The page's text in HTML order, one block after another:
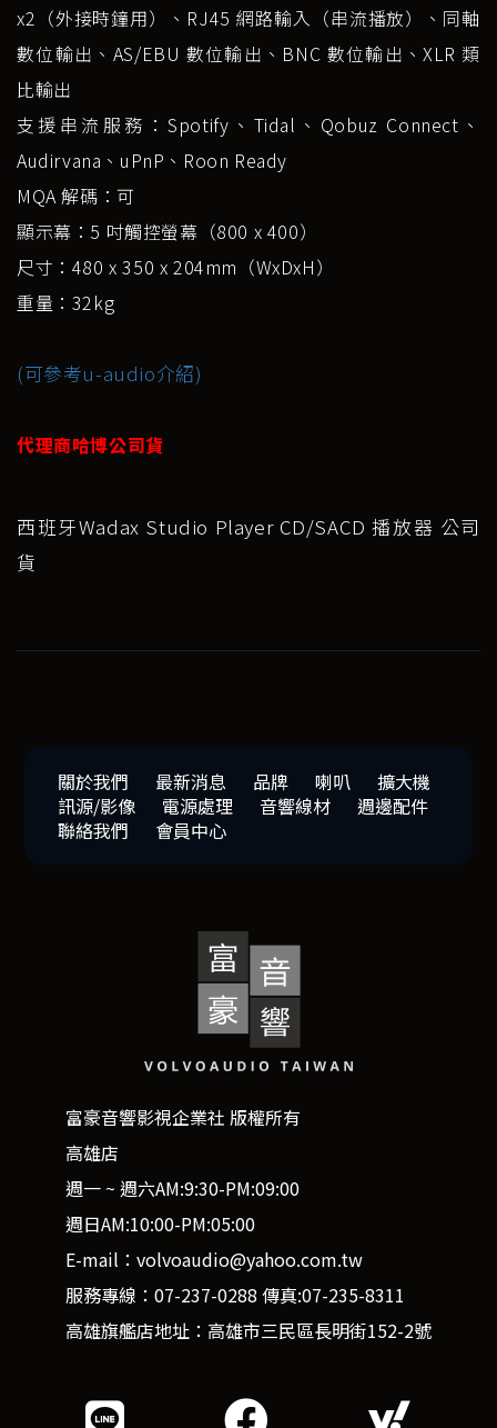
x2（外接時鐘用）、RJ45 網路輸入（串流播放）、同軸
數位輸出、AS/EBU 數位輸出、BNC 數位輸出、XLR 類
比輸出
支援串流服務：Spotify、Tidal、Qobuz Connect、
Audirvana、uPnP、Roon Ready
MQA 解碼：可
顯示幕：5 吋觸控螢幕（800 x 400）
尺寸：480 x 350 x 204mm（WxDxH）
重量：32kg
(可參考u-audio介紹)
代理商哈博公司貨
西班牙Wadax Studio Player CD/SACD 播放器 公司
貨
關於我們 最新消息 品牌 喇叭
擴大機
訊源/影像
電源處理 音響線材
週邊配件
聯絡我們
會員中心
富豪音響影視企業社 版權所有
高雄店
週一 ~ 週六AM:9:30-PM:09:00
週日AM:10:00-PM:05:00
E-mail：volvoaudio@yahoo.com.tw
服務專線：07-237-0288 傳真:07-235-8311
高雄旗艦店地址：高雄市三民區長明街152-2號